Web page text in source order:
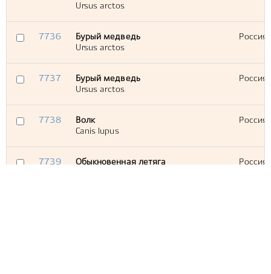
Ursus arctos
7736
Бурый медведь
Ursus arctos
7737
Бурый медведь
Ursus arctos
7738
Волк
Canis lupus
7739
Обыкновенная летяга